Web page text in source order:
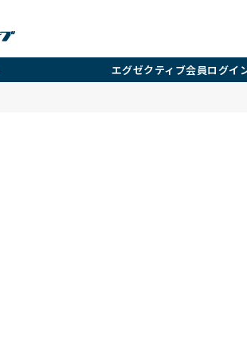
エグゼクティブ会員ログイ